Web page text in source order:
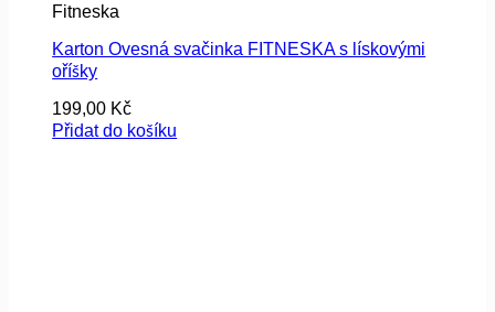
Fitneska
Karton Ovesná svačinka FITNESKA s lískovými
oříšky
199,00 Kč
Přidat do košíku